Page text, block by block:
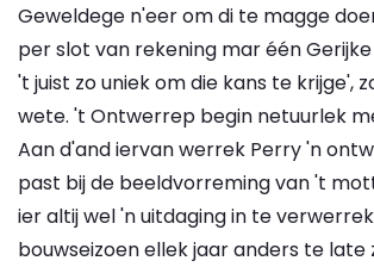
Geweldege n'eer om di te magge
per slot van rekening mar één
't juist zo uniek om die kans te krijge',
wete. 't Ontwerrep begin netuurlek
Aan d'and iervan werrek Perry 'n
past bij de beeldvorreming van 't
ier altij wel 'n uitdaging in te
bouwseizoen ellek jaar anders te late